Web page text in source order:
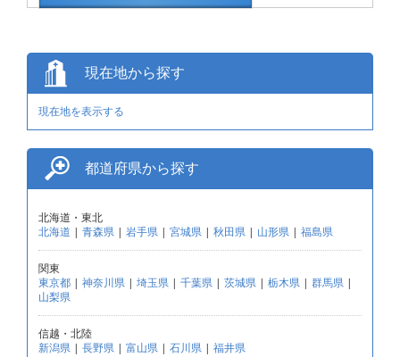
現在地から探す
現在地を表示する
都道府県から探す
北海道・東北
北海道 | 青森県 | 岩手県 | 宮城県 | 秋田県 | 山形県 | 福島県
関東
東京都 | 神奈川県 | 埼玉県 | 千葉県 | 茨城県 | 栃木県 | 群馬県 |
山梨県
信越・北陸
新潟県 | 長野県 | 富山県 | 石川県 | 福井県